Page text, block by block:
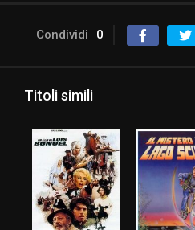
Condividi 0
Titoli simili